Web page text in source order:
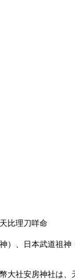
比理刀咩命
）、日本武道祖神
大社安房神社は